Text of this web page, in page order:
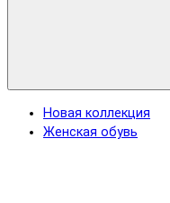
Новая коллекция
Женская обувь